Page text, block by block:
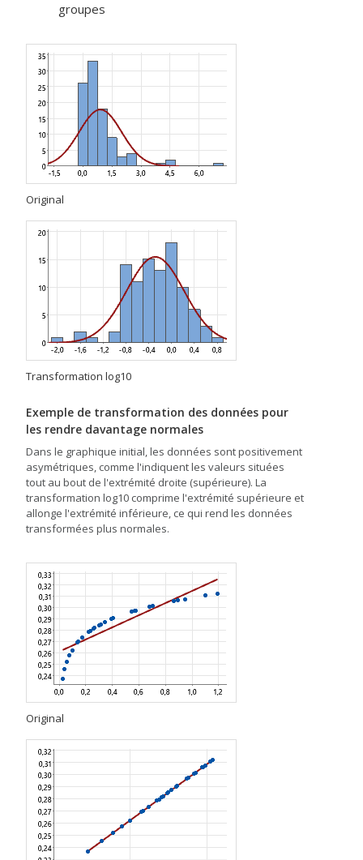
groupes
Original
Transformation log10
Exemple de transformation des données pour
les rendre davantage normales
Dans le graphique initial, les données sont positivement
asymétriques, comme l'indiquent les valeurs situées
tout au bout de l'extrémité droite (supérieure). La
transformation log10 comprime l'extrémité supérieure et
allonge l'extrémité inférieure, ce qui rend les données
transformées plus normales.
Original